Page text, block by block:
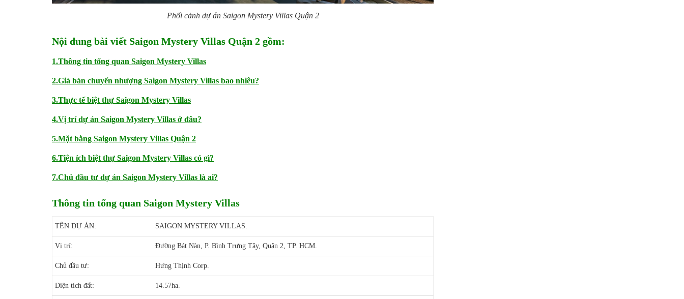
Phối cảnh dự án Saigon Mystery Villas Quận 2
Nội dung bài viết Saigon Mystery Villas Quận 2 gồm:
1.Thông tin tổng quan Saigon Mystery Villas
2.Giá bán chuyển nhượng Saigon Mystery Villas bao nhiêu?
3.Thực tế biệt thự Saigon Mystery Villas
4.Vị trí dự án Saigon Mystery Villas ở đâu?
5.Mặt bằng Saigon Mystery Villas Quận 2
6.Tiện ích biệt thự Saigon Mystery Villas có gì?
7.Chủ đầu tư dự án Saigon Mystery Villas là ai?
Thông tin tổng quan Saigon Mystery Villas
TÊN DỰ ÁN: SAIGON MYSTERY VILLAS.
Vị trí: Đường Bát Nàn, P. Bình Trưng Tây, Quận 2, TP. HCM.
Chủ đầu tư: Hưng Thịnh Corp.
Diện tích đất: 14.57ha.